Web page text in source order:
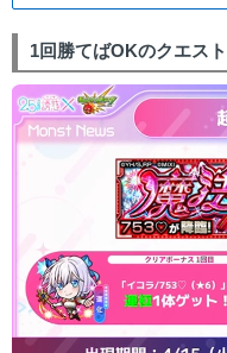
1回勝てばOKのクエスト